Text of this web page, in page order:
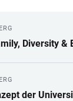
Diversity &
der